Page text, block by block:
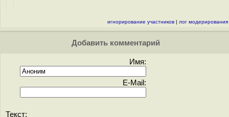
игнорирование участников | лог модерирования
Добавить комментарий
Имя:
E-Mail:
Текст: